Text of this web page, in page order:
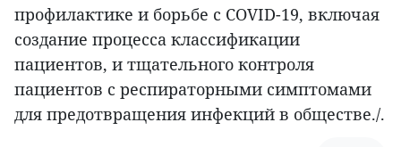
профилактике и борьбе с COVID-19, включая
создание процесса классификации
пациентов, и тщательного контроля
пациентов с респираторными симптомами
для предотвращения инфекций в обществе./.